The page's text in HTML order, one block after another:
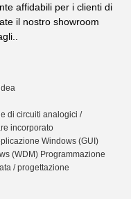
affidabili per i clienti di
il nostro showroom
di circuiti analogici /
incorporato
Windows (GUI)
(WDM) Programmazione
/ progettazione